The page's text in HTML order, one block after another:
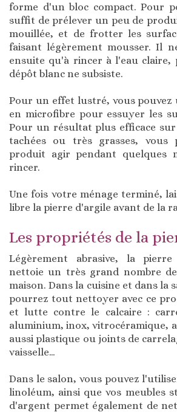
forme d'un bloc compact. Pour
suffit de prélever un peu de
mouillée, et de frotter les
faisant légèrement mousser. Il
ensuite qu'à rincer à l'eau
dépôt blanc ne subsiste.
Pour un effet lustré, vous
en microfibre pour essuyer les
Pour un résultat plus efficace
tachées ou très grasses, vous
produit agir pendant quelques
rincer.
Une fois votre ménage terminé,
libre la pierre d'argile avant de la
Les propriétés de la
Légèrement abrasive, la
nettoie un très grand nombre
maison. Dans la cuisine et dans la
pourrez tout nettoyer avec ce
et lutte contre le calcaire :
aluminium, inox, vitrocéramique,
aussi plastique ou joints de
vaisselle…
Dans le salon, vous pouvez
linoléum, ainsi que vos meubles
d'argent permet également de